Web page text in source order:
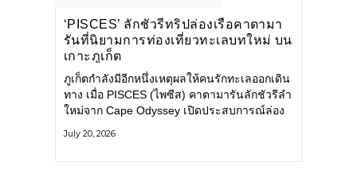
‘PISCES’ ลักชัวรีทริปล่องเรือคาตามา
รันที่นิยามการท่องเที่ยวทะเลบทใหม่ บน
เกาะภูเก็ต
ภูเก็ตกำลังมีอีกหนึ่งเหตุผลให้คนรักทะเลออกเดิน
ทาง เมื่อ PISCES (ไพซีส) คาตามารันลักชัวรีลำ
ใหม่จาก Cape Odyssey เปิดประสบการณ์ล่อง
ไป ผสานความสะดวกสบายแบบโรงแรมระดับ
July 20, 2026